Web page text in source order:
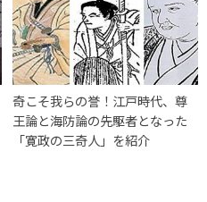
奇こそ我らの誉！江戸時代、尊
王論と海防論の先駆者となった
「寛政の三奇人」を紹介